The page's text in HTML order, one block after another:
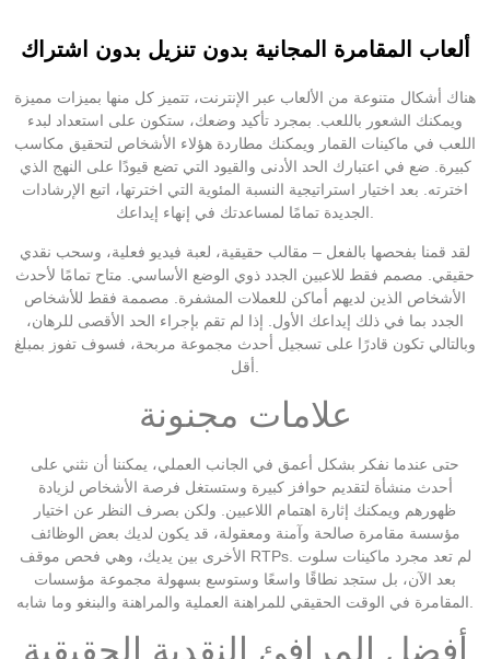
ألعاب المقامرة المجانية بدون تنزيل بدون اشتراك
هناك أشكال متنوعة من الألعاب عبر الإنترنت، تتميز كل منها بميزات مميزة
ويمكنك الشعور باللعب. بمجرد تأكيد وضعك، ستكون على استعداد لبدء
اللعب في ماكينات القمار ويمكنك مطاردة هؤلاء الأشخاص لتحقيق مكاسب
كبيرة. ضع في اعتبارك الحد الأدنى والقيود التي تضع قيودًا على النهج الذي
اخترته. بعد اختيار استراتيجية النسبة المئوية التي اخترتها، اتبع الإرشادات
لقد قمنا بفحصها بالفعل – مقالب حقيقية، لعبة فيديو فعلية، وسحب نقدي
حقيقي. مصمم فقط للاعبين الجدد ذوي الوضع الأساسي. متاح تمامًا لأحدث
الأشخاص الذين لديهم أماكن للعملات المشفرة. مصممة فقط للأشخاص
الجدد بما في ذلك إيداعك الأول. إذا لم تقم بإجراء الحد الأقصى للرهان،
وبالتالي تكون قادرًا على تسجيل أحدث مجموعة مربحة، فسوف تفوز بمبلغ
علامات مجنونة
حتى عندما نفكر بشكل أعمق في الجانب العملي، يمكننا أن نثني على
أحدث منشأة لتقديم حوافز كبيرة وستستغل فرصة الأشخاص لزيادة
ظهورهم ويمكنك إثارة اهتمام اللاعبين. ولكن بصرف النظر عن اختيار
مؤسسة مقامرة صالحة وآمنة ومعقولة، قد يكون لديك بعض الوظائف
الأخرى بين يديك، وهي فحص موقف RTPs. لم تعد مجرد ماكينات سلوت
بعد الآن، بل ستجد نطاقًا واسعًا وستوسع بسهولة مجموعة مؤسسات
أفضل المرافئ النقدية الحقيقية